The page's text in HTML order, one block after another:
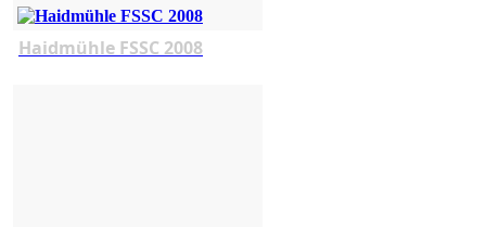
Haidmühle FSSC 2008